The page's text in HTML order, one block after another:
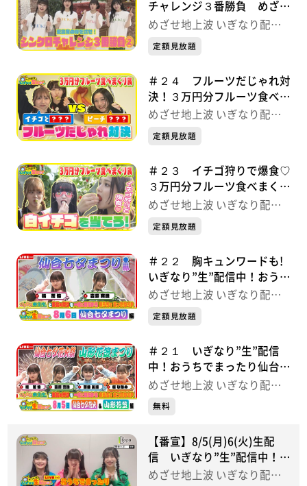
チャレンジ３番勝負 めざせ
地上波 いぎなり配信中！
めざせ地上波 いぎなり配信
中！
定額見放題
＃２４ フルーツだじゃれ対
決！３万円分フルーツ食べま
くり旅 めざせ地上波 いぎ
めざせ地上波 いぎなり配信
中！
定額見放題
＃２３ イチゴ狩りで爆食♡
３万円分フルーツ食べまくり
旅 めざせ地上波 いぎなり
めざせ地上波 いぎなり配信
中！
定額見放題
＃２２ 胸キュンワードも!
いぎなり”生”配信中！おうち
でまったり仙台七夕SP【8/6
めざせ地上波 いぎなり配信
中！
定額見放題
＃２１ いぎなり”生”配信
中！おうちでまったり仙台七
夕&山形花笠SP【8/5生配信
めざせ地上波 いぎなり配信
中！
無料
【番宣】8/5(月)6(火)生配
信 いぎなり”生”配信中！お
うちでまったり仙台七夕&山
めざせ地上波 いぎなり配信